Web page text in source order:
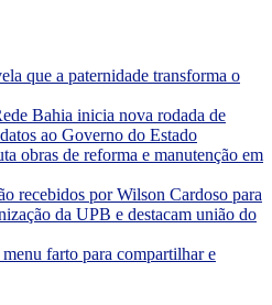
que a paternidade transforma o
Bahia inicia nova rodada de
ao Governo do Estado
obras de reforma e manutenção em
recebidos por Wilson Cardoso para
da UPB e destacam união do
farto para compartilhar e